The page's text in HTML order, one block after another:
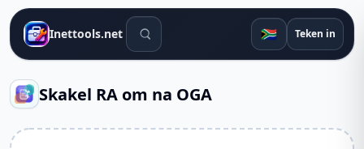
Inettools.net Soek gereedskap 🇿🇦 Teken in
Skakel RA om na OGA